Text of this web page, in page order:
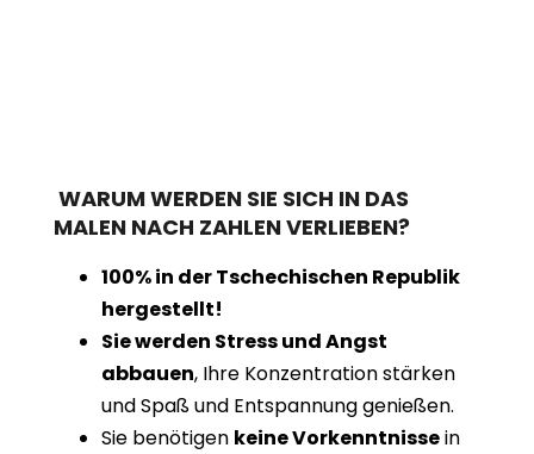
WARUM WERDEN SIE SICH IN DAS
MALEN NACH ZAHLEN VERLIEBEN?
100% in der Tschechischen Republik
hergestellt!
Sie werden Stress und Angst
abbauen, Ihre Konzentration stärken
und Spaß und Entspannung genießen.
Sie benötigen keine Vorkenntnissein